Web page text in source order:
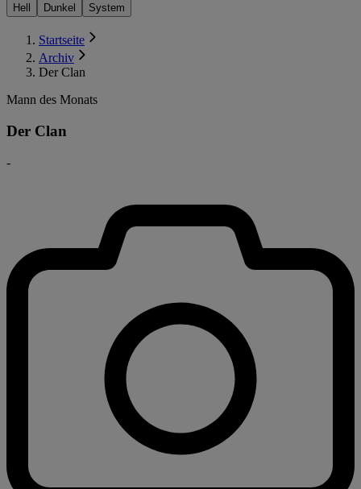
Hell Dunkel System
Startseite
Archiv
Der Clan
Mann des Monats
Der Clan
-